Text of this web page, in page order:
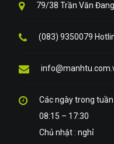
79/38 Trần Văn
(083) 9350079
Các ngày trong tuần
08:15 – 17:30
Chủ nhật : nghỉ